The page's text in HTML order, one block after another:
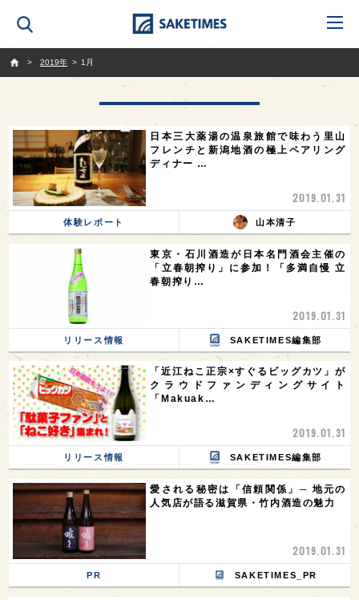
2019年
1月
日本三大薬湯の温泉旅館で味わう里山
フレンチと新潟地酒の極上ペアリング
ディナー …
2019.01.31
体験レポート 山本清子
東京・石川酒造が日本名門酒会主催の
「立春朝搾り」に参加！「多満自慢 立
春朝搾り…
2019.01.31
リリース情報 SAKETIMES編集部
「近江ねこ正宗×すぐるビッグカツ」が
クラウドファンディングサイト
「Makuak…
2019.01.31
リリース情報 SAKETIMES編集部
愛される秘密は「信頼関係」─ 地元の
人気店が語る滋賀県・竹内酒造の魅力
2019.01.31
PR SAKETIMES_PR